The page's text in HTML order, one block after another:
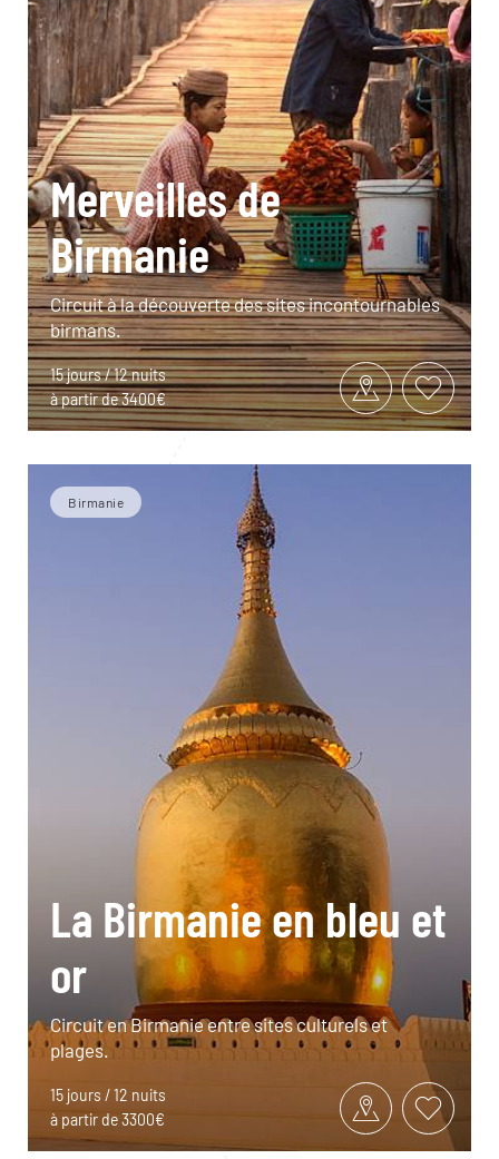
Merveilles de
Birmanie
Circuit à la découverte des sites incontournables
birmans.
15 jours / 12 nuits
à partir de 3400€
Birmanie
La Birmanie en bleu et
or
Circuit en Birmanie entre sites culturels et
plages.
15 jours / 12 nuits
à partir de 3300€